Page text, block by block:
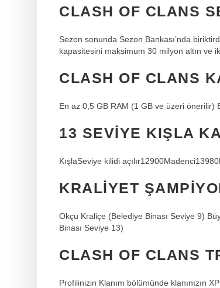
CLASH OF CLANS
Sezon sonunda Sezon Bankası’nda
kapasitesini maksimum 30 milyon altın ve
CLASH OF CLANS
En az 0,5 GB RAM (1 GB ve üzeri önerilir)
13 SEVIYE KIŞLA
KışlaSeviye kilidi
KRALIYET
Okçu Kraliçe (Belediye Binası Seviye 9)
Binası Seviye 13)
CLASH OF CLANS
Profilinizin Klanım bölümünde klanınızın